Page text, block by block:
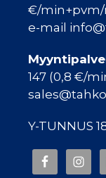
€/
e-mail
147 (0,8 €/
Y-TUNNUS